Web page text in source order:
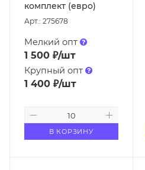
комплект (евро)
Арт.: 275678
Мелкий опт
1 500 ₽/шт
Крупный опт
1 400 ₽/шт
В КОРЗИНУ